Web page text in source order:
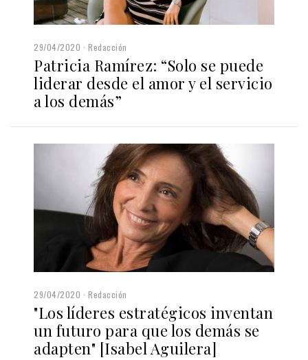
29/04/2020 Redacción
Patricia Ramírez: “Solo se puede
liderar desde el amor y el servicio
a los demás”
29/04/2020 Redacción
"Los líderes estratégicos inventan
un futuro para que los demás se
adapten" [Isabel Aguilera]